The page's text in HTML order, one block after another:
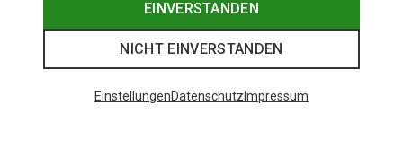
EINVERSTANDEN
NICHT EINVERSTANDEN
EinstellungenDatenschutz Impressum